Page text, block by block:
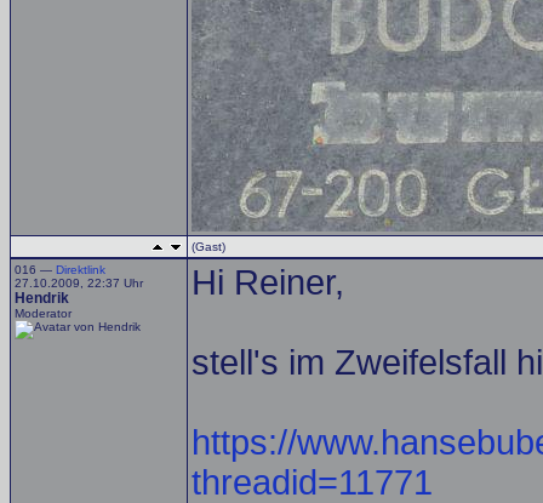
(Gast)
016 — Direktlink
27.10.2009, 22:37 Uhr
Hendrik
Moderator
Hi Reiner,
stell's im Zweifelsfall
https://
threadid=11771